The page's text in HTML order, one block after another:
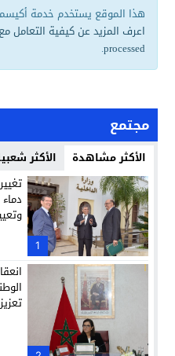
هذا الموقع يستخدم خدمة
اعرف المزيد عن كيفية التعامل
processed
.
مجتمع
الأكثر مشاهدة الأكثر
1